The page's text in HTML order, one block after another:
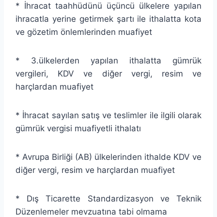
* İhracat taahhüdünü üçüncü ülkelere yapılan
ihracatla yerine getirmek şartı ile ithalatta kota
ve gözetim önlemlerinden muafiyet
* 3.ülkelerden yapılan ithalatta gümrük
vergileri, KDV ve diğer vergi, resim ve
harçlardan muafiyet
* İhracat sayılan satış ve teslimler ile ilgili olarak
gümrük vergisi muafiyetli ithalatı
* Avrupa Birliği (AB) ülkelerinden ithalde KDV ve
diğer vergi, resim ve harçlardan muafiyet
* Dış Ticarette Standardizasyon ve Teknik
Düzenlemeler mevzuatına tabi olmama